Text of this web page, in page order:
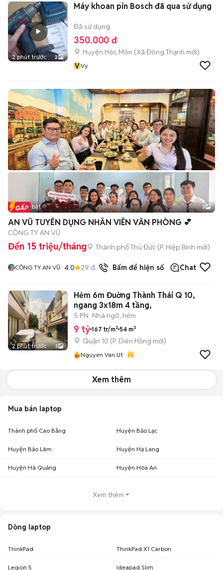
2 phút trước 2
Máy khoan pin Bosch đã qua sử dụng
Đã sử dụng
350.000 đ
Huyện Hóc Môn (Xã Đông Thạnh mới)
VVy
Tin nổi bật 3
AN VŨ TUYỂN DỤNG NHÂN VIÊN VĂN PHÒNG 💕
CÔNG TY AN VŨ
Đến 15 triệu/tháng Thành phố Thủ Đức (P. Hiệp Bình mới)
CÔNG TY AN VŨ 4.0 29 đã bán Bấm để hiện số Chat
2 phút trước 3
Hẻm 6m Đuờng Thành Thái Q 10,
ngang 3x18m 4 tầng,
5 PN Nhà ngõ, hẻm
9 tỷ 167 tr/m² 54 m²
Quận 10 (P. Diên Hồng mới)
Nguyen Van Ut
Xem thêm
Mua bán laptop
Thành phố Cao Bằng Huyện Bảo Lạc
Huyện Bảo Lâm Huyện Hạ Lang
Huyện Hà Quảng Huyện Hòa An
Xem thêm
Dòng laptop
ThinkPad ThinkPad X1 Carbon
Legion 5 Ideapad Slim